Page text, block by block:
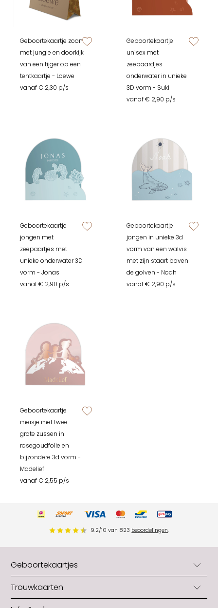
Geboortekaartje zoon
met jungle en doorkijk
van een tijger op een
tentkaartje - Loewe
vanaf € 2,30 p/s
zet op verlanglijstje
Geboortekaartje
unisex met
zeepaardjes
onderwater in unieke
3D vorm - Suki
vanaf € 2,90 p/s
Geboortekaartje
jongen met
zeepaartjes met
unieke onderwater 3D
vorm - Jonas
vanaf € 2,90 p/s
zet op verlanglijstje
Geboortekaartje
jongen in unieke 3d
vorm van een walvis
met zijn staart boven
de golven - Noah
vanaf € 2,90 p/s
Geboortekaartje
meisje met twee
grote zussen in
rosegoudfolie en
bijzondere 3d vorm -
Madelief
vanaf € 2,55 p/s
9.2/10 van 823 beoordelingen.
Geboortekaartjes
Geboortekaartjes
Geboortekaartjes jongens
Trouwkaarten